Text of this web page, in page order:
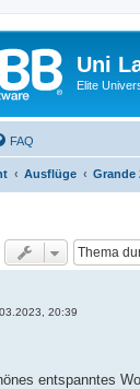
Uni
Elite
FAQ
Ausflüge Grande
20:39
entspanntes